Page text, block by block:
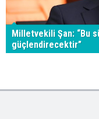
Milletvekili Şan: “Bu
güçlendirecektir”